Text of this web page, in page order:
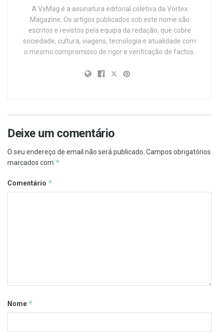
A VxMag é a assinatura editorial coletiva da Vortex
Magazine. Os artigos publicados sob este nome são
escritos e revistos pela equipa da redação, que cobre
sociedade, cultura, viagens, tecnologia e atualidade com
o mesmo compromisso de rigor e verificação de factos.
Deixe um comentário
O seu endereço de email não será publicado. Campos obrigatórios
marcados com *
Comentário *
Nome *